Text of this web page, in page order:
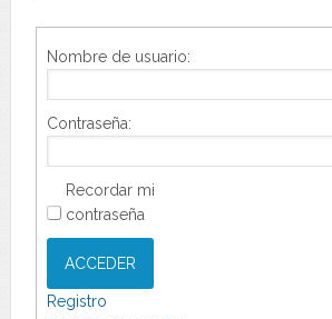
Nombre de usuario:
Contraseña:
Recordar mi
contraseña
ACCEDER
Registro